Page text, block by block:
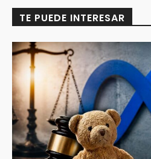
TE PUEDE INTERESAR